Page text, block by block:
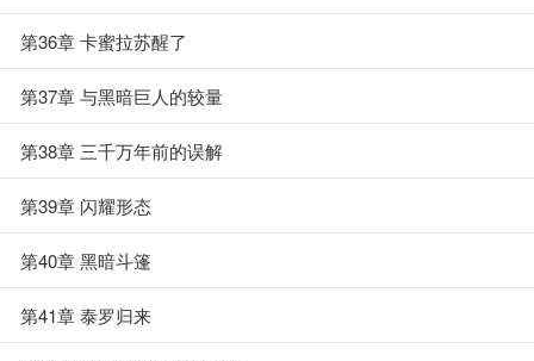
第36章 卡蜜拉苏醒了
第37章 与黑暗巨人的较量
第38章 三千万年前的误解
第39章 闪耀形态
第40章 黑暗斗篷
第41章 泰罗归来